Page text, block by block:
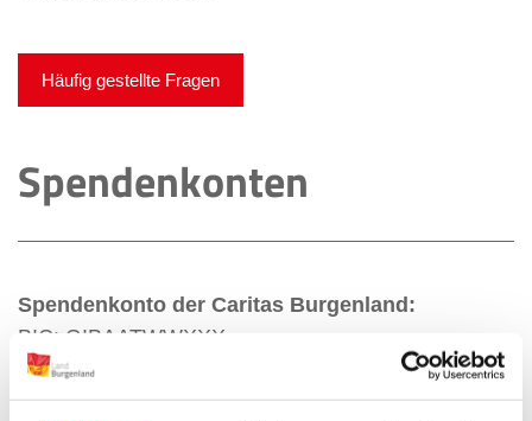
Häufig gestellte Fragen
Spendenkonten
Spendenkonto der Caritas Burgenland:
BIC: GIBAATWWXXX
IBAN: AT23 2011 1000 0123 4560
Kennwort: Ukraine Soforthilfe